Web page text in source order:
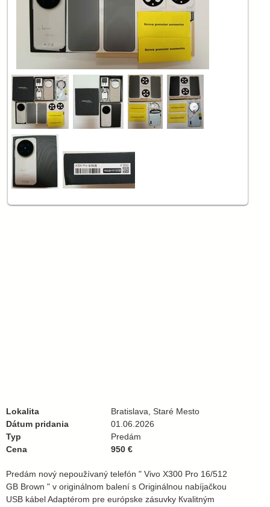
Lokalita
Bratislava, Staré Mesto
Dátum pridania
01.06.2026
Typ
Predám
Cena
950 €
Predám nový nepoužívaný telefón " Vivo X300 Pro 16/512
GB Brown " v originálnom balení s Originálnou nabíjačkou
USB kábel Adaptérom pre európske zásuvky Кvalitným